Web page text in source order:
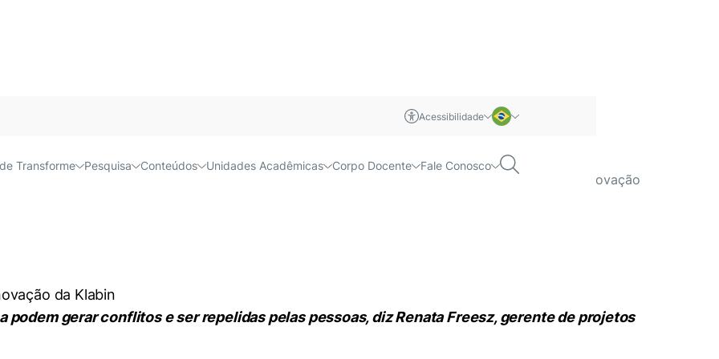
Acessibilidade
Português
Transforme Pesquisa Conteúdos Unidades Acadêmicas Corpo Docente Fale Conosco
andam lado a lado nas organizações
gerar conflitos e serem repelidas pelas pessoas, diz Renata Freesz, gerente de projetos de inovação
podem gerar conflitos e ser repelidas pelas pessoas, diz Renata Freesz, gerente de projetos